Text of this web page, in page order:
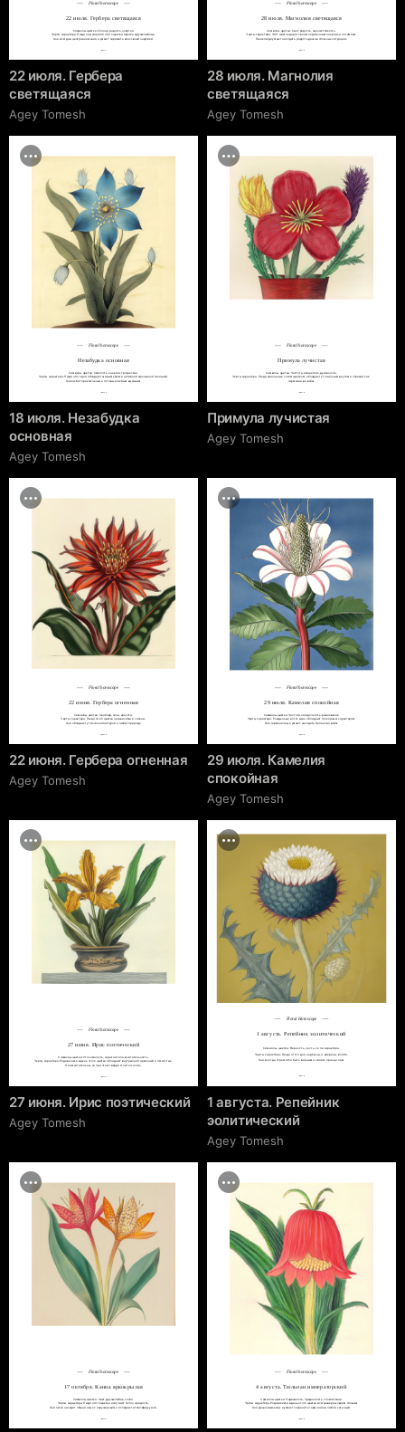
Floral horoscope
22 июля. Гербера светящаяся
Символы цветка: Солнце, радость, энергия.
Черты характера: Люди под защитой этого цветка яркие и дружелюбные.
Они всегда в центре внимания и умеют заряжать всех своей энергией.
cgrave.ru
22 июля. Гербера
светящаяся
Agey Tomesh
Floral horoscope
28 июля. Магнолия светящаяся
Символы цветка: Свет, радость, жизнестойкость.
Черты характера: Этот цветок дарит своим подопечным энергию и оптимизм.
Такие люди умеют находить радость даже в сложных ситуациях.
cgrave.ru
28 июля. Магнолия
светящаяся
Agey Tomesh
Floral horoscope
Незабудка основная
Символы цветка: Смелость, энергия, творчество.
Черты характера: Люди этого дня обладают живым умом и активной жизненной позицией.
Они любят приключения и готовы к любым вызовам.
18 июля. Незабудка
основная
Agey Tomesh
Floral horoscope
Примула лучистая
Символы цветка: Чистота, изящество, духовность.
Черты характера: Люди, связанные с этим цветком, обладают утончённым вкусом и стремятся к
гармонии во всём.
Примула лучистая
Agey Tomesh
Floral horoscope
22 июня. Гербера огненная
Символы цветка: Свобода, сила, красота.
Черты характера: Люди этого цветка независимы и сильны.
Они обладают утончённой натурой и любят природу.
22 июня. Гербера огненная
Agey Tomesh
Floral horoscope
29 июля. Камелия спокойная
Символы цветка: Чистота, загадочность, равновесие.
Черты характера: Рожденные в этот день обладают спокойным характером.
Они гармоничны и умеют находить баланс во всём.
29 июля. Камелия
спокойная
Agey Tomesh
Floral horoscope
27 июня. Ирис поэтический
Символы цветка: Утончённость, скрытая сила, мечтательность.
Черты характера: Родившиеся в день этого цветка обладают внутренней гармонией и лёгкостью.
Они мечтательны, но при этом твёрдо стоят на ногах.
27 июня. Ирис поэтический
Agey Tomesh
Floral Horoscope
1 августа. Репейник эолитический
Символы цветка: Верность, честь, сила характера.
Черты характера: Люди этого дня надёжны и уверены в себе.
Они всегда стремятся быть верными своим принципам.
cgrave.ru
1 августа. Репейник
эолитический
Agey Tomesh
Floral horoscope
17 октября. Канна яркокрылая
Символы цветка: Свет, дружелюбие, тепло.
Черты характера: Люди этого цветка излучают тепло и радость.
Они легко находят общий язык с окружающими и создают атмосферу уюта.
Floral horoscope
4 августа. Тюльпан императорский
Символы цветка: Надёжность, преданность, спокойствие.
Черты характера: Родившиеся в день этого цветка всегда верны своим словам.
Они уравновешенны и умеют сохранять гармонию в любой ситуации.